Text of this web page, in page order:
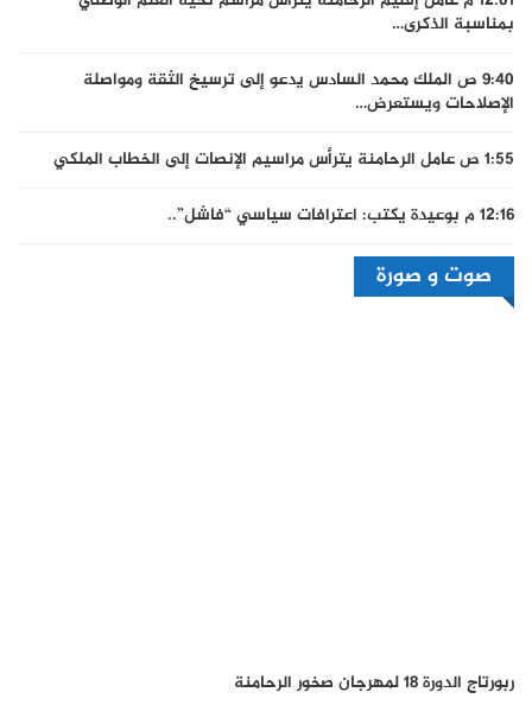
بمناسبة الذكرى…
9:40 ص
الملك محمد السادس يدعو إلى ترسيخ الثقة ومواصلة
الإصلاحات ويستعرض…
1:55 ص
عامل الرحامنة يترأس مراسيم الإنصات إلى الخطاب الملكي
12:16 م
بوعيدة يكتب: اعترافات سياسي “فاشل”..
صوت و صورة
ربورتاج الدورة 18 لمهرجان صخور الرحامنة